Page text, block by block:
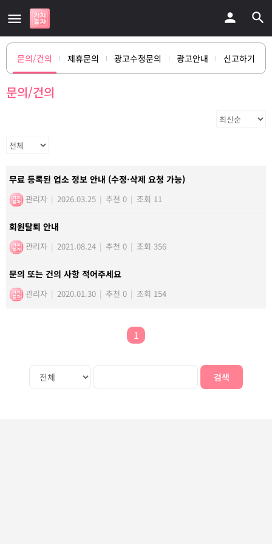
문의/건의 제휴문의 광고수정문의 광고안내 신고하기
문의/건의
무료 등록된 업소 정보 안내 (수정·삭제 요청 가능)
관리자 | 2026.03.25 | 추천 0 | 조회 11
회원탈퇴 안내
관리자 | 2021.08.24 | 추천 0 | 조회 356
문의 또는 건의 사항 적어주세요
관리자 | 2020.01.30 | 추천 0 | 조회 154
1
검색